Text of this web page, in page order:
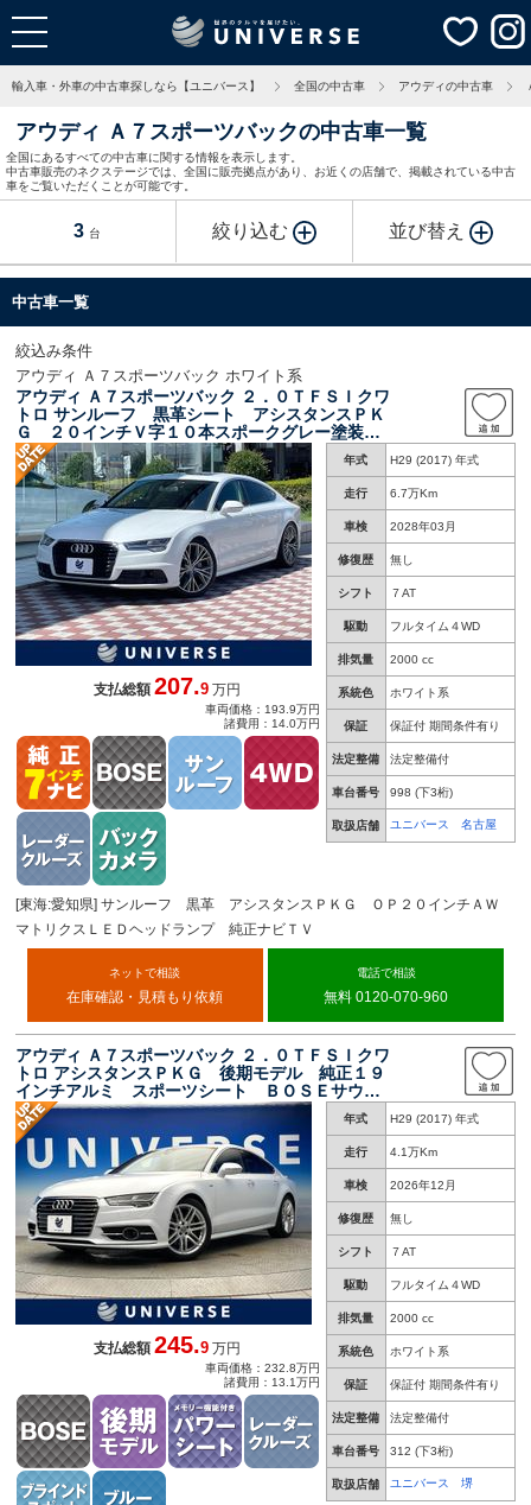
輸入車・外車の中古車探しなら【ユニバース】 全国の中古車 アウディの中古車
アウディ Ａ７スポーツバックの中古車一覧
全国にあるすべての中古車に関する情報を表示します。
中古車販売のネクステージでは、全国に販売拠点があり、お近くの店舗で、掲載されている中古
車をご覧いただくことが可能です。
3 台 絞り込む 並び替え
中古車一覧
絞込み条件
アウディ Ａ７スポーツバック ホワイト系
アウディ Ａ７スポーツバック ２．０ＴＦＳＩクワ
トロ サンルーフ 黒革シート アシスタンスＰＫ
Ｇ ２０インチＶ字１０本スポークグレー塗装ア
ルミ マトリクスＬＥＤヘッドランプ ＢＯＳＥ
サウンドシステム 純正ナビＴＶ リアビュ－カ
メラ 電動リア ＥＴＣ 禁煙
年式 H29 (2017) 年式
走行 6.7万Km
車検 2028年03月
修復歴 無し
シフト ７AT
駆動 フルタイム４WD
排気量 2000 cc
系統色 ホワイト系
保証 保証付 期間条件有り
法定整備 法定整備付
車台番号 998 (下3桁)
取扱店舗 ユニバース 名古屋
支払総額207.9 万円
車両価格：193.9万円
諸費用：14.0万円
[東海:愛知県] サンルーフ 黒革 アシスタンスＰＫＧ ＯＰ２０インチＡＷ
マトリクスＬＥＤヘッドランプ 純正ナビＴＶ
ネットで相談
在庫確認・見積もり依頼
電話で相談
無料 0120-070-960
アウディ Ａ７スポーツバック ２．０ＴＦＳＩクワ
トロ アシスタンスＰＫＧ 後期モデル 純正１９
インチアルミ スポーツシート ＢＯＳＥサウン
ドシステム 革シート シートヒーター メモリ
ーシート パワーバックドア ブラインドスポッ
トモニター 禁煙車
年式 H29 (2017) 年式
走行 4.1万Km
車検 2026年12月
修復歴 無し
シフト ７AT
駆動 フルタイム４WD
排気量 2000 cc
系統色 ホワイト系
保証 保証付 期間条件有り
法定整備 法定整備付
車台番号 312 (下3桁)
取扱店舗 ユニバース 堺
支払総額245.9 万円
車両価格：232.8万円
諸費用：13.1万円